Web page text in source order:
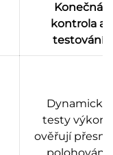
Konečná
kontrola a
testování
Dynamické
testy
ověřují